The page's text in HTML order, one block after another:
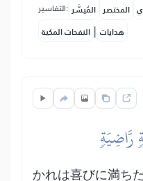
التفاسير: المُيسَّر المختصر
النفحات المكية | هدايات
رَّاضِيَةٖ
かれは喜びに満ち